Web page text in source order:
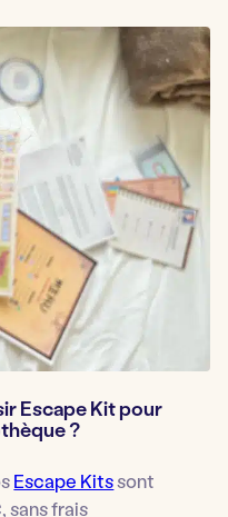
Escape Kit pour
?
Escape Kitssont
sans frais